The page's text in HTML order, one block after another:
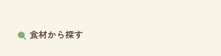
食材から探す